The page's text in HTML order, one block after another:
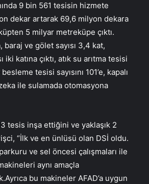
9 bin 561 tesisin hizmete
dekar artarak 69,6 milyon dekara
5 milyar metreküpe çıktı.
ve gölet sayısı 3,4 kat,
katına çıktı, atık su arıtma tesisi
tesisi sayısını 101’e, kapalı
ile sulamada otomasyona
tesis inşa ettiğini ve yaklaşık 2
“İlk ve en ünlüsü olan DSİ oldu.
ve sel öncesi çalışmaları ile
aynı amaçla
bu makineler AFAD’a uygun